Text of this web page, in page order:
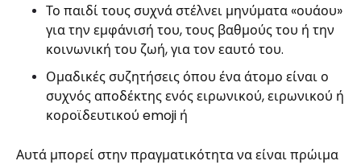
Το παιδί τους συχνά στέλνει μηνύματα «ουάου»
για την εμφάνισή του, τους βαθμούς του ή την
κοινωνική του ζωή, για τον εαυτό του.
Ομαδικές συζητήσεις όπου ένα άτομο είναι ο
συχνός αποδέκτης ενός ειρωνικού, ειρωνικού ή
κοροϊδευτικού emoji ή
Αυτά μπορεί στην πραγματικότητα να είναι πρώιμα